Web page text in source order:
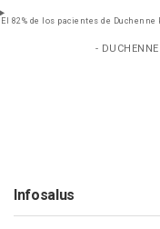
El 82% de los pacientes de
-
Infosalus